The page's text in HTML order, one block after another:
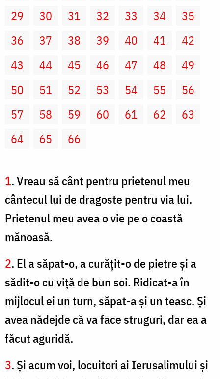
29
30 31 32 33 34
35
36
37 38 39 40 41
42
43
44 45 46 47 48
49
50
51 52 53 54 55
56
57
58 59 60 61 62
63
64
65 66
1. Vreau să cânt pentru prietenul meu
cântecul lui de dragoste pentru via lui.
Prietenul meu avea o vie pe o coastă
mănoasă.
2. El a săpat-o, a curăţit-o de pietre şi a
sădit-o cu viţă de bun soi. Ridicat-a în
mijlocul ei un turn, săpat-a şi un teasc. Şi
avea nădejde că va face struguri, dar ea a
făcut aguridă.
3. Şi acum voi, locuitori ai Ierusalimului şi